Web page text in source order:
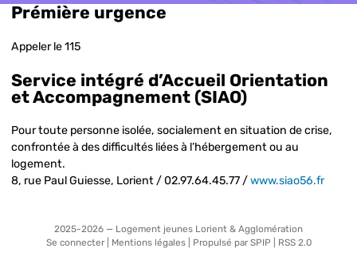
Prémière urgence
Appeler le 115
Service intégré d’Accueil Orientation
et Accompagnement (SIAO)
Pour toute personne isolée, socialement en situation de crise,
confrontée à des difficultés liées à l’hébergement ou au
logement.
8, rue Paul Guiesse, Lorient / 02.97.64.45.77 /www.siao56.fr
2025-2026 — Logement jeunes Lorient & Agglomération
Se connecter| Mentions légales| Propulsé par SPIP RSS 2.0